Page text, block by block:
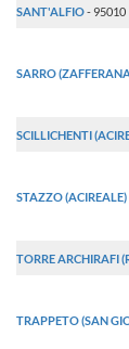
SANT'ALFIO- 95010
SARRO
SCILLICHENTI
STAZZO (ACIREALE)
TORRE ARCHIRAFI
TRAPPETO (SAN